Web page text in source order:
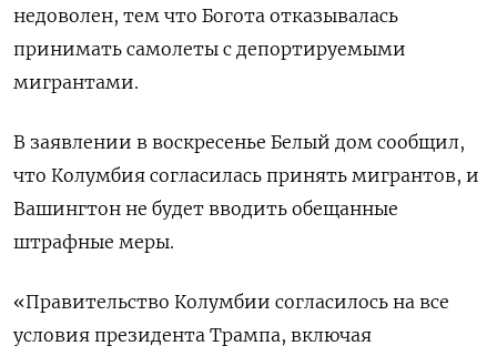
недоволен, тем что Богота отказывалась
принимать самолеты с депортируемыми
мигрантами.
В заявлении в воскресенье Белый дом сообщил,
что Колумбия согласилась принять мигрантов, и
Вашингтон не будет вводить обещанные
штрафные меры.
«Правительство Колумбии согласилось на все
условия президента Трампа, включая